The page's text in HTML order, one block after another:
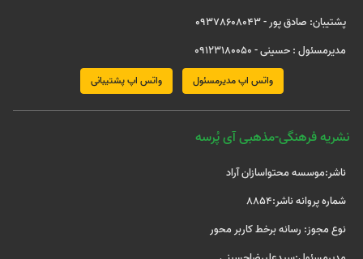
پشتیبان: صادق پور - 09378608043
مدیرمسئول : حسینی - 09123180050
واتس اپ مدیرمسئول واتس اپ پشتیبانی
نشریه فرهنگی-مذهبی آی پُرسه
ناشر:موسسه محتواسازان آراد
شماره پروانه ناشر:8854
نوع مجوز: رسانه برخط کاربر محور